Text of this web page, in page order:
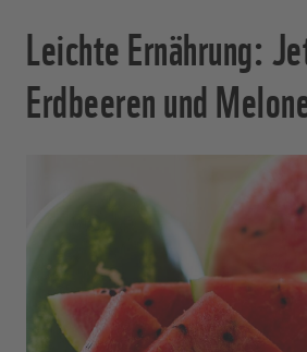
Leichte Ernährung:
Erdbeeren und